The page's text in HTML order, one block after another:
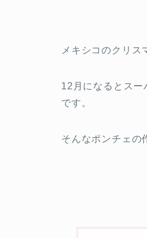
メキシコのクリ
12月になるとス
です。
そんなポンチェの